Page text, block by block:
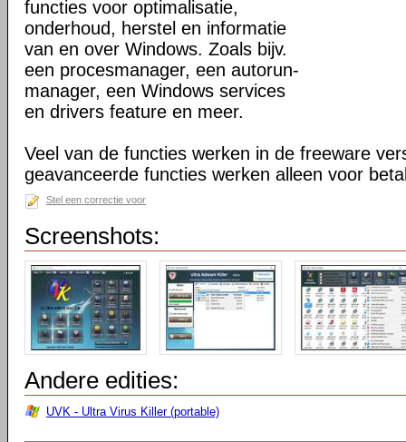
functies voor optimalisatie,
onderhoud, herstel en informatie
van en over Windows. Zoals bijv.
een procesmanager, een autorun-
manager, een Windows services
en drivers feature en meer.
Veel van de functies werken in de freeware
geavanceerde functies werken alleen voor
Stel een correctie voor
Screenshots:
Andere edities:
UVK - Ultra Virus Killer (portable)